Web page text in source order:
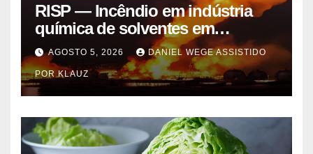
RISP — Incêndio em indústria
química de solventes em
Itaquaquecetuba/SP
(UNIQUIMA/Quema)
AGOSTO 5, 2026 DANIEL WEGE ASSISTIDO
POR KLAUZ